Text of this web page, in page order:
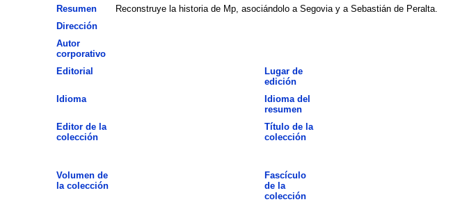
Resumen
Reconstruye la historia de Mp, asociándolo a Segovia y a Sebastián de Peralta.
Dirección
Autor
corporativo
Editorial
Lugar de
edición
Idioma
Idioma del
resumen
Editor de la
colección
Título de la
colección
Volumen de
la colección
Fascículo
de la
colección